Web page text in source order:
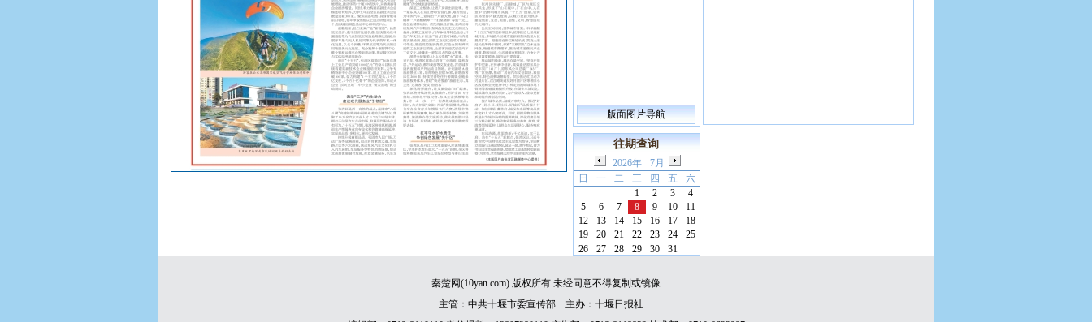
版面图片导航
往期查询
2026年
7月
日
一 二 三 四 五
六
1
2 3
4
5
6 7 8 9 10
11
12
13 14 15 16 17
18
19
20 21 22 23 24
25
26
27 28 29 30 31
秦楚网(10yan.com) 版权所有 未经同意不得复制或镜像
主管：中共十堰市委宣传部 主办：十堰日报社